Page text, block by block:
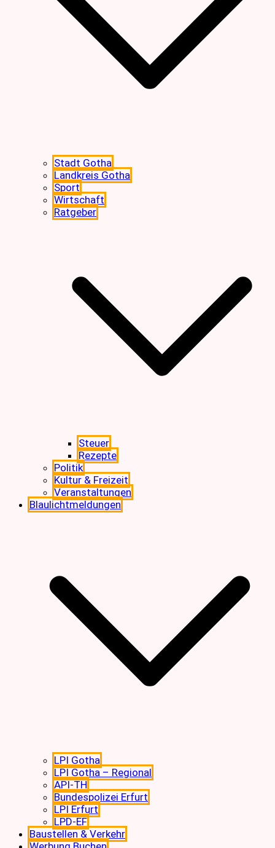
Stadt Gotha
Landkreis Gotha
Sport
Wirtschaft
Ratgeber
Steuer
Rezepte
Politik
Kultur & Freizeit
Veranstaltungen
Blaulichtmeldungen
LPI Gotha
LPI Gotha – Regional
API-TH
Bundespolizei Erfurt
LPI Erfurt
LPD-EF
Baustellen & Verkehr